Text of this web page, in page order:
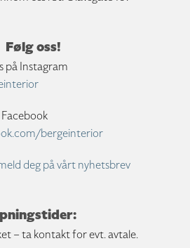
Følg oss!
på Instagram
Facebook
bergeinterior
deg på vårt nyhetsbrev
– ta kontakt for evt. avtale.